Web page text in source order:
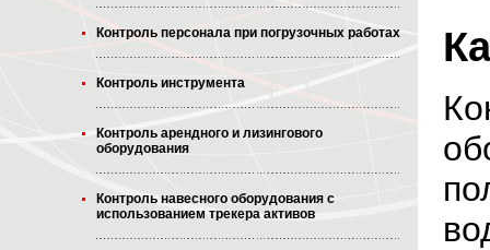
Контроль персонала при погрузочных работах
Контроль инструмента
Контроль арендного и лизингового
оборудования
Контроль навесного оборудования с
использованием трекера активов